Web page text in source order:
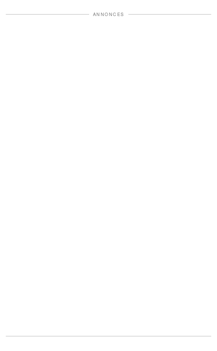
ANNONCES